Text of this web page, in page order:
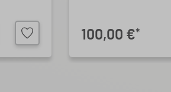
100,00 €*